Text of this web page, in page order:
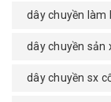
dây chuyền làm
dây chuyền sản
dây chuyền sx